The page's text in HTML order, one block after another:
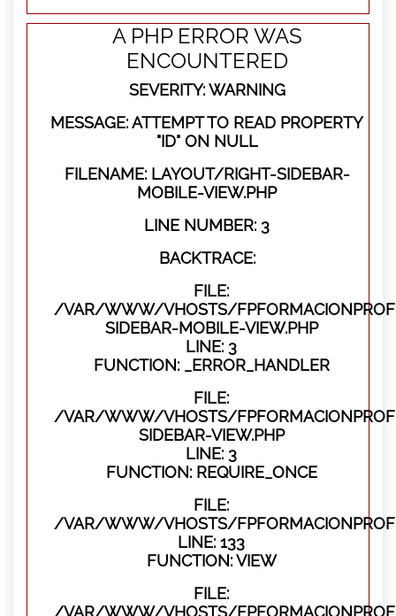
A PHP ERROR WAS
ENCOUNTERED
SEVERITY: WARNING
MESSAGE: ATTEMPT TO READ PROPERTY
"ID" ON NULL
FILENAME: LAYOUT/RIGHT-SIDEBAR-
MOBILE-VIEW.PHP
LINE NUMBER: 3
BACKTRACE:
FILE:
/VAR/WWW/VHOSTS/
SIDEBAR-MOBILE-VIEW.PHP
LINE: 3
FUNCTION: _ERROR_HANDLER
FILE:
/VAR/WWW/VHOSTS/
SIDEBAR-VIEW.PHP
LINE: 3
FUNCTION: REQUIRE_ONCE
FILE:
/VAR/WWW/VHOSTS/
LINE: 133
FUNCTION: VIEW
FILE:
/VAR/WWW/VHOSTS/